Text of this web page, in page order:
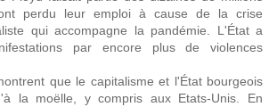
perdu leur emploi à cause de la crise
qui accompagne la pandémie. L'État a
par encore plus de violences
que le capitalisme et l'État bourgeois
la moëlle, y compris aux Etats-Unis. En